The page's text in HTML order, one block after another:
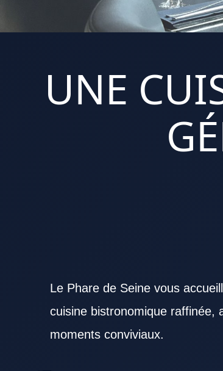
UNE
Le Phare de Seine vous
cuisine bistronomique raffinée,
moments conviviaux.